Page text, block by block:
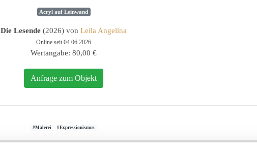
Acryl auf Leinwand
Die Lesende (2026) von Leila Angelina
Online seit 04.06.2026
Wertangabe: 80,00 €
Anfrage zum Objekt
#Malerei #Expressionismus